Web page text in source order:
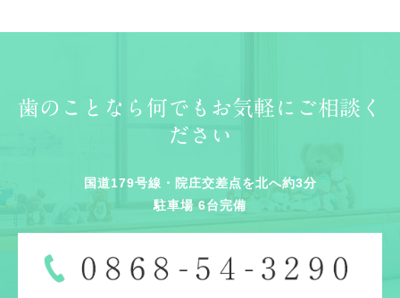
歯のことなら何でもお気軽にご相談く
ださい
国道179号線・院庄交差点を北へ約3分
駐車場 6台完備